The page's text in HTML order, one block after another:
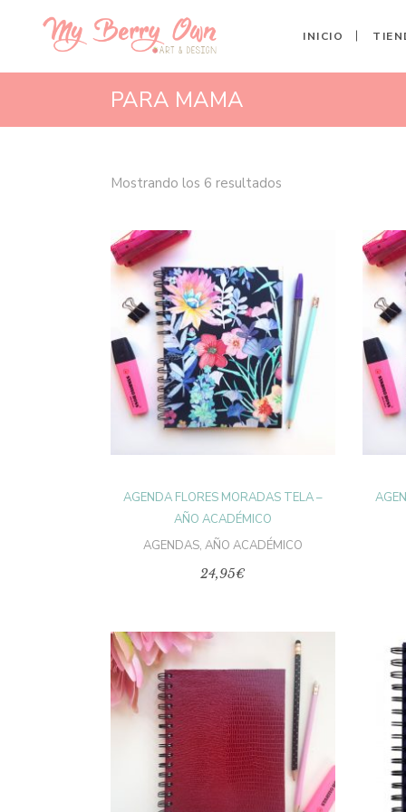
INICIO
PARA MAMA
Mostrando los 6 resultados
SELECCIONAR
OPCIONES
producto
múltiples
variantes.
opciones
AGENDA FLORES MORADAS TELA –
AÑO ACADÉMICO
AGENDAS, AÑO ACADÉMICO
24,95€
AÑADIR AL
CARRITO